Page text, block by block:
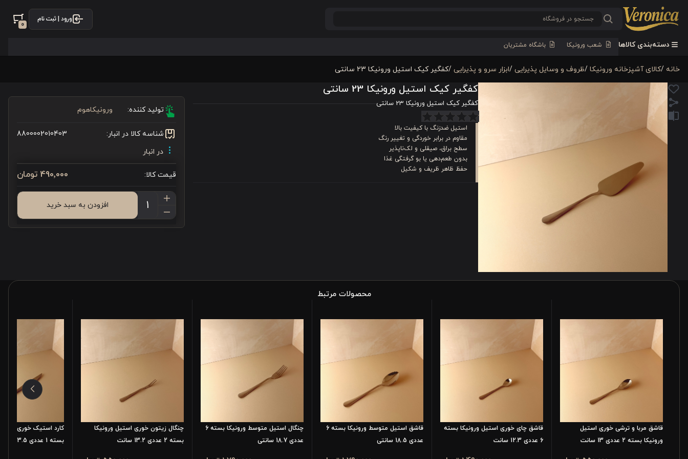
ورود | ثبت نام
0
دسته‌بندی کالاها شعب ورونیکا باشگاه مشتریان
خانه /كالای آشپزخانه ورونیکا /ظروف و وسایل پذیرایی /ابزار سرو و پذیرایی /کفگیر کیک استیل ورونیکا 23 سانتی
کفگیر کیک استیل ورونیکا 23 سانتی
کفگیر کیک استیل ورونیکا 23 سانتی
استیل ضدزنگ با کیفیت بالا
مقاوم در برابر خوردگی و تغییر رنگ
سطح براق، صیقلی و لک‌ناپذیر
بدون طعم‌دهی یا بو گرفتگی غذا
حفظ ظاهر ظریف و شکیل
تولید کننده: ورونیکاهوم
شناسه کالا در انبار:
8800002010403
در انبار
قیمت کالا: 490٬000 تومان
افزودن به سبد خرید
محصولات مرتبط
قاشق مربا و ترشی خوری استیل
ورونیکا بسته 2 عددی 13 سانت
قاشق چای خوری استیل ورونیکا بسته
6 عددی 12.3 سانت
قاشق استیل متوسط ورونیکا بسته 6
عددی 18.5 سانتی
چنگال استیل متوسط ورونیکا بسته 6
عددی 18.7 سانتی
چنگال زیتون خوری استیل ورونیکا
بسته 2 عددی 13.2 سانت
کارد استیک خوری
بسته 1 عددی 23.5 سانتی